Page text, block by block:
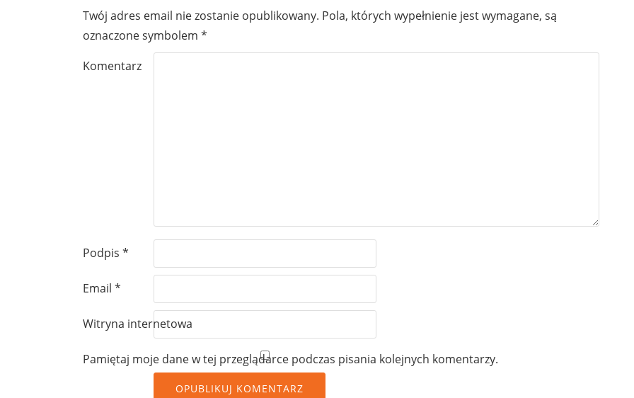
Twój adres email nie zostanie opublikowany. Pola, których wypełnienie jest wymagane, są
oznaczone symbolem *
Komentarz
Podpis *
Email *
Witryna internetowa
Pamiętaj moje dane w tej przeglądarce podczas pisania kolejnych komentarzy.